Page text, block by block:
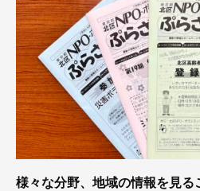
様々な分野、地域の情報を見る